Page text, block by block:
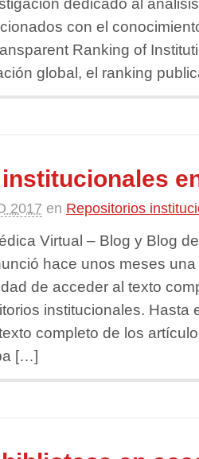
con el
Ranking of
global, el ranking
2017 en Repositorios
Virtual – Blog y Blog
hace unos meses
de acceder al texto
institucionales. Hasta
completo de los
[…]